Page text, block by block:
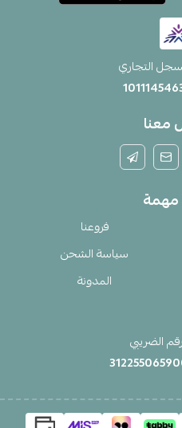
التجاري
معنا
مهمة
فروعنا
سياسة الشحن
المدونة
الضريبي